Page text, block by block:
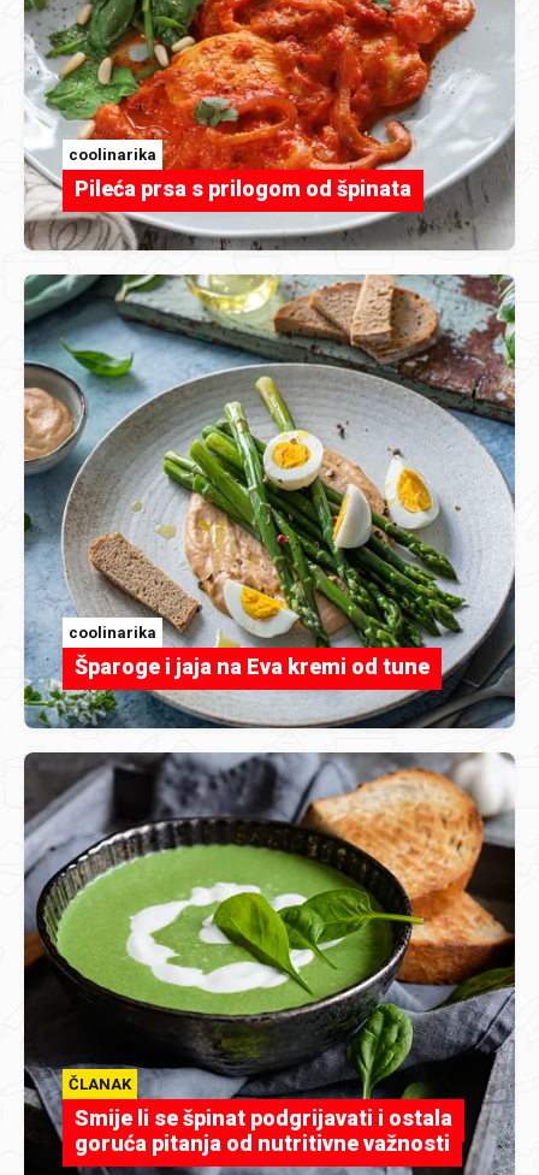
coolinarika
Pileća prsa s prilogom od špinata
coolinarika
Šparoge i jaja na Eva kremi od tune
ČLANAK
Smije li se špinat podgrijavati i ostala
goruća pitanja od nutritivne važnosti